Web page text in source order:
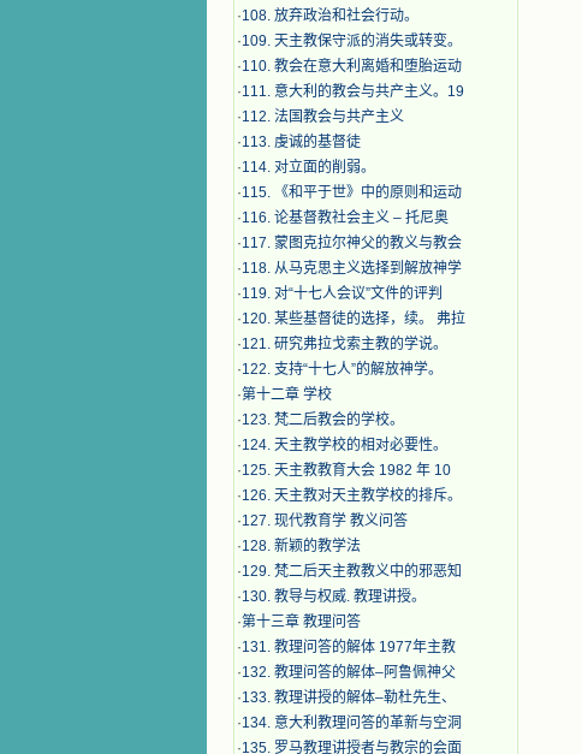
·108. 放弃政治和社会行动。
·109. 天主教保守派的消失或转变。
·110. 教会在意大利离婚和堕胎运动
·111. 意大利的教会与共产主义。19
·112. 法国教会与共产主义
·113. 虔诚的基督徒
·114. 对立面的削弱。
·115. 《和平于世》中的原则和运动
·116. 论基督教社会主义 – 托尼奥
·117. 蒙图克拉尔神父的教义与教会
·118. 从马克思主义选择到解放神学
·119. 对“十七人会议”文件的评判
·120. 某些基督徒的选择，续。 弗拉
·121. 研究弗拉戈索主教的学说。
·122. 支持“十七人”的解放神学。
·第十二章 学校
·123. 梵二后教会的学校。
·124. 天主教学校的相对必要性。
·125. 天主教教育大会 1982 年 10
·126. 天主教对天主教学校的排斥。
·127. 现代教育学 教义问答
·128. 新颖的教学法
·129. 梵二后天主教教义中的邪恶知
·130. 教导与权威. 教理讲授。
·第十三章 教理问答
·131. 教理问答的解体 1977年主教
·132. 教理问答的解体–阿鲁佩神父
·133. 教理讲授的解体–勒杜先生、
·134. 意大利教理问答的革新与空洞
·135. 罗马教理讲授者与教宗的会面